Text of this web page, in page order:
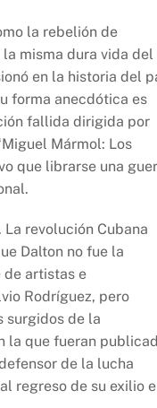
la rebelión de
misma dura vida del
en la historia del
forma anecdótica es
fallida dirigida por
Mármol: Los
que librarse una
revolución Cubana
Dalton no fue la
de artistas e
Rodríguez, pero
surgidos de la
la que fueran
de la lucha
regreso de su exilio